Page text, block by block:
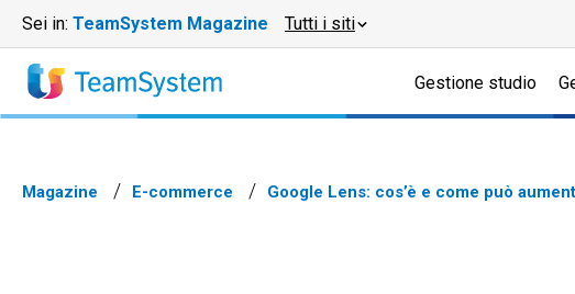
Sei in: TeamSystem Magazine Tutti i siti
Gestione studio
Magazine E-commerce Google Lens: cos’è e come può